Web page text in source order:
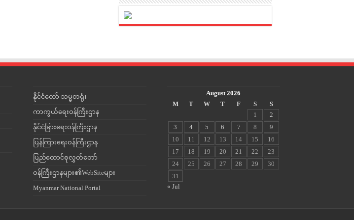
နိုင်ငံတော် သမ္မတရုံး
ကာကွယ်ရေးဝန်ကြီးဌာန
နိုင်ငံခြားရေးဝန်ကြီးဌာန
ပြန်ကြားရေးဝန်ကြီးဌာန
ပြည်ထောင်စုလွှတ်တော်
ဝန်ကြီးဌာနများ၏WebSiteများ
Myanmar National Portal
August 2026
M
T W T F S
S
1
2
3
4 5 6 7 8
9
10
11 12 13 14 15
16
17
18 19 20 21 22
23
24
25 26 27 28 29
30
31
« Jul